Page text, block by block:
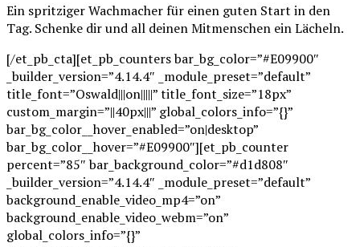
Ein spritziger Wachmacher für einen guten Start in den
Tag. Schenke dir und all deinen Mitmenschen ein Lächeln.
[/et_pb_cta][et_pb_counters bar_bg_color=”#E09900″
_builder_version=”4.14.4″ _module_preset=”default”
title_font=”Oswald|||on|||||” title_font_size=”18px”
custom_margin=”||40px|||” global_colors_info=”{}”
bar_bg_color__hover_enabled=”on|desktop”
bar_bg_color__hover=”#E09900″][et_pb_counter
percent=”85″ bar_background_color=”#d1d808″
_builder_version=”4.14.4″ _module_preset=”default”
background_enable_video_mp4=”on”
background_enable_video_webm=”on”
global_colors_info=”{}”